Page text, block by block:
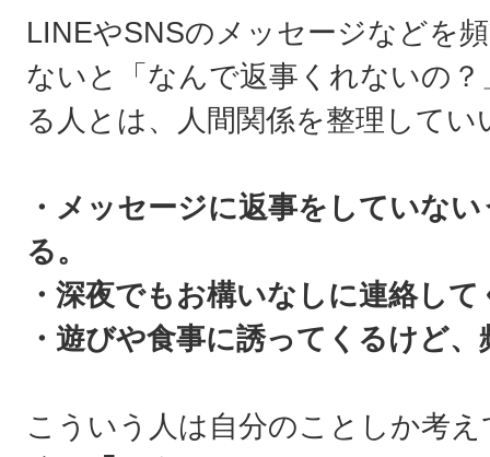
LINEやSNSのメッセージなどを
ないと「なんで返事くれないの
る人とは、人間関係を整理してい
・メッセージに返事をしていな
る。
・深夜でもお構いなしに連絡して
・遊びや食事に誘ってくるけど
こういう人は自分のことしか考